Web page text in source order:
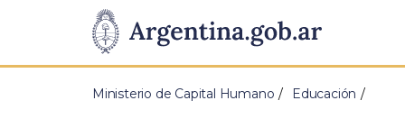
Presidencia
de
Pasar al contenido principal
Ministerio de Capital Humano Educación